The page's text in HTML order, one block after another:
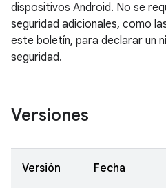
dispositivos Android. No se
seguridad adicionales, como
este boletín, para declarar un
seguridad.
Versiones
Versión Fecha